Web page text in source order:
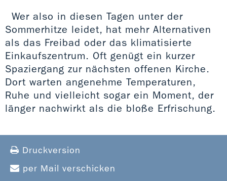
Wer also in diesen Tagen unter der
Sommerhitze leidet, hat mehr Alternativen
als das Freibad oder das klimatisierte
Einkaufszentrum. Oft genügt ein kurzer
Spaziergang zur nächsten offenen Kirche.
Dort warten angenehme Temperaturen,
Ruhe und vielleicht sogar ein Moment, der
länger nachwirkt als die bloße Erfrischung.
Druckversion
per Mail verschicken